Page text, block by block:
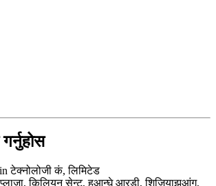
टेक्नोलोजी कं, लिमिटेड
किलियन सेन्ट, हुआन्घे आरडी, शिजियाझुआंग,